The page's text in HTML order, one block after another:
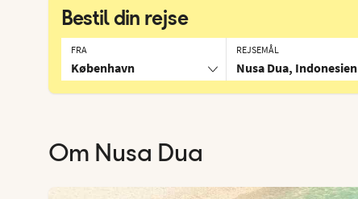
Bestil din rejse
FRA
København
REJSEMÅL
Nusa Dua, Indonesien
Om Nusa Dua